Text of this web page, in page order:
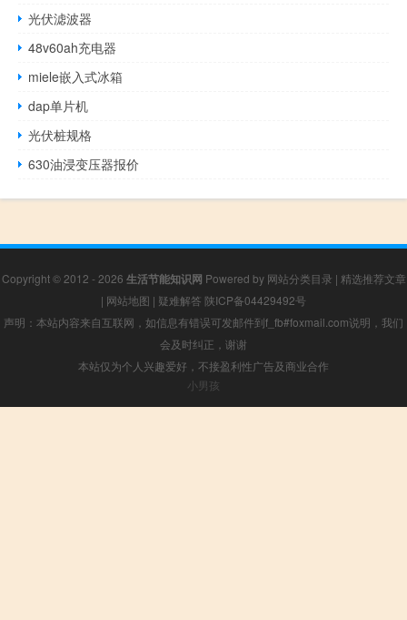
光伏滤波器
48v60ah充电器
miele嵌入式冰箱
dap单片机
光伏桩规格
630油浸变压器报价
Copyright © 2012 - 2026 生活节能知识网 Powered by 网站分类目录 | 精选推荐文章
| 网站地图 | 疑难解答 陕ICP备04429492号
声明：本站内容来自互联网，如信息有错误可发邮件到f_fb#foxmail.com说明，我们
会及时纠正，谢谢
本站仅为个人兴趣爱好，不接盈利性广告及商业合作
小男孩